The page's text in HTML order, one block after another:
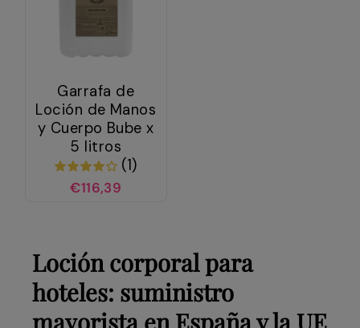
Garrafa de
Loción de Manos
y Cuerpo Bube x
5 litros
(1)
€116,39
Loción corporal para
hoteles: suministro
mayorista en España y la UE